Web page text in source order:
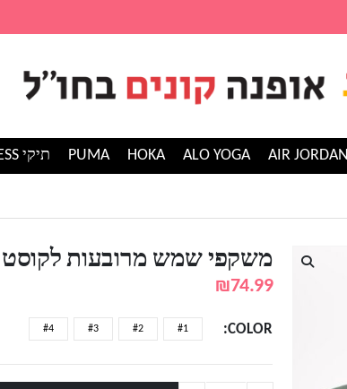
AIR JORDAN
ALO YOGA
HOKA
PUMA תיקי GUESS
משקפי שמש מרובעות לקוסט LACOSTE
₪74.99
COLOR
#1
#2
#3
#4